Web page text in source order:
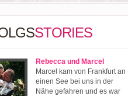
STORIES
Rebecca und Marcel
Marcel kam von Frankfurt an
einen See bei uns in der
Nähe gefahren und es war